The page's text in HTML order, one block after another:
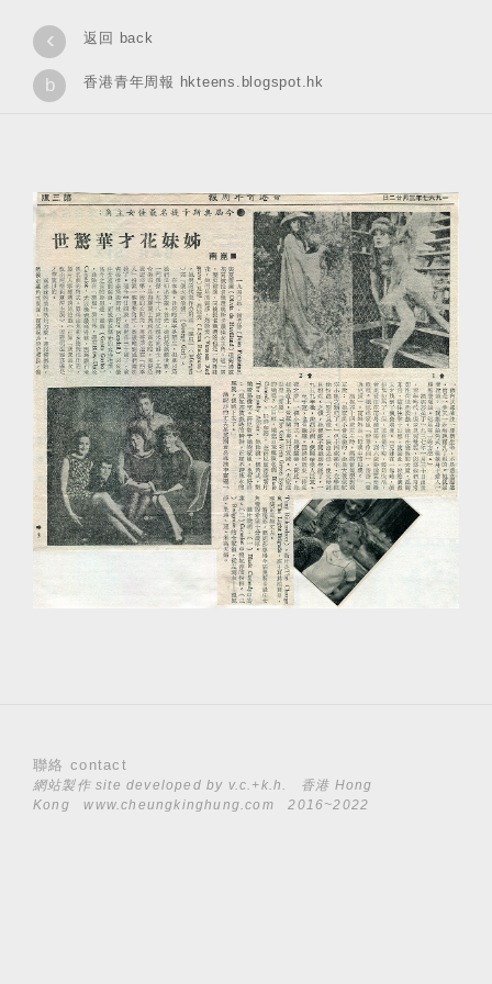
‹ 返回 back
b 香港青年周報 hkteens.blogspot.hk
聯絡 contact
網站製作 site developed by v.c.+k.h.
香港 Hong
Kongwww.cheungkinghung.com 2016~2022